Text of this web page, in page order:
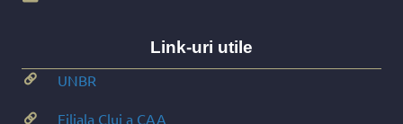
Link-uri utile
UNBR
Filiala Cluj a CAA